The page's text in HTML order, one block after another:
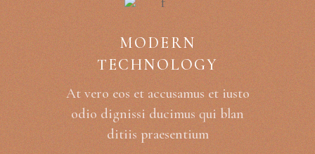
MODERN
TECHNOLOGY
At vero eos et accusamus et iusto
odio dignissi ducimus qui blan
ditiis praesentium